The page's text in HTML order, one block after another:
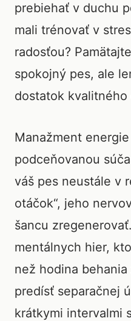
prebiehať v duchu
mali trénovať v
radosťou?
spokojný pes, ale
dostatok kvalitného
Manažment
podceňovanou
váš pes neustále v
otáčok“, jeho
šancu
mentálnych hier,
než hodina
predísť separačnej
krátkymi intervalmi